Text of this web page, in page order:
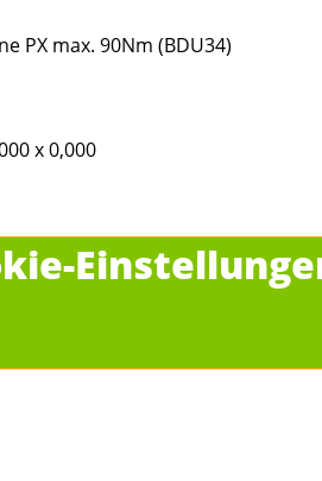
PX max. 90Nm (BDU34)
x 0,000